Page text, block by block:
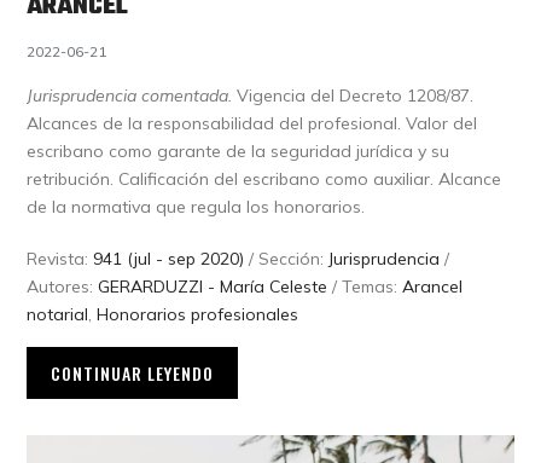
2022-06-21
Jurisprudencia comentada. Vigencia del Decreto 1208/87.
Alcances de la responsabilidad del profesional. Valor del
escribano como garante de la seguridad jurídica y su
retribución. Calificación del escribano como auxiliar. Alcance
de la normativa que regula los honorarios.
Revista: 941 (jul - sep 2020) / Sección: Jurisprudencia /
Autores:GERARDUZZI - María Celeste / Temas:Arancel
notarial,Honorarios profesionales
CONTINUAR LEYENDO